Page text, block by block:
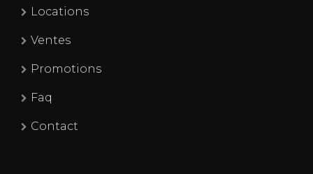
Locations
Ventes
Promotions
Faq
Contact